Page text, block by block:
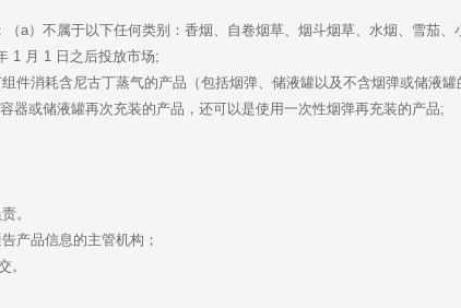
1 月 1 日之后投放市场;
器或储液罐再次充装的产品，还可以是使用一次性烟弹再充装的产品;
。
产品信息的主管机构；
。